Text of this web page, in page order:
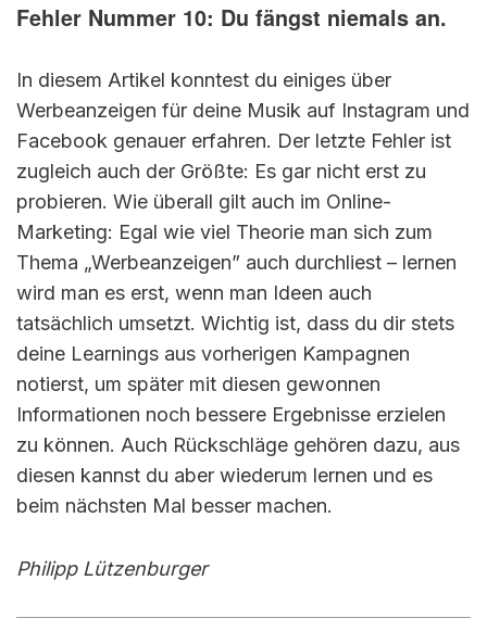
Fehler Nummer 10: Du fängst niemals an.
In diesem Artikel konntest du einiges über
Werbeanzeigen für deine Musik auf Instagram und
Facebook genauer erfahren. Der letzte Fehler ist
zugleich auch der Größte: Es gar nicht erst zu
probieren. Wie überall gilt auch im Online-
Marketing: Egal wie viel Theorie man sich zum
Thema „Werbeanzeigen” auch durchliest – lernen
wird man es erst, wenn man Ideen auch
tatsächlich umsetzt. Wichtig ist, dass du dir stets
deine Learnings aus vorherigen Kampagnen
notierst, um später mit diesen gewonnen
Informationen noch bessere Ergebnisse erzielen
zu können. Auch Rückschläge gehören dazu, aus
diesen kannst du aber wiederum lernen und es
beim nächsten Mal besser machen.
Philipp Lützenburger